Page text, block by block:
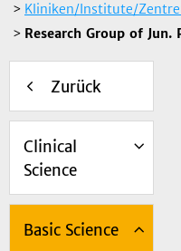
> Kliniken/Institute/
> Research Group of
Zurück
Clinical
Science
Basic Science